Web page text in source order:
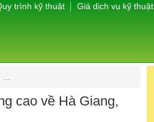
trình kỹ thuật Giá dịch vụ kỹ thuật
cao về Hà Giang,